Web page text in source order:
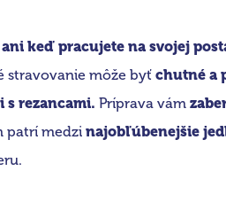
keď pracujete na svojej
stravovanie môže byť chutné a
s rezancami. Príprava vám
patrí medzi najobľúbenejšie